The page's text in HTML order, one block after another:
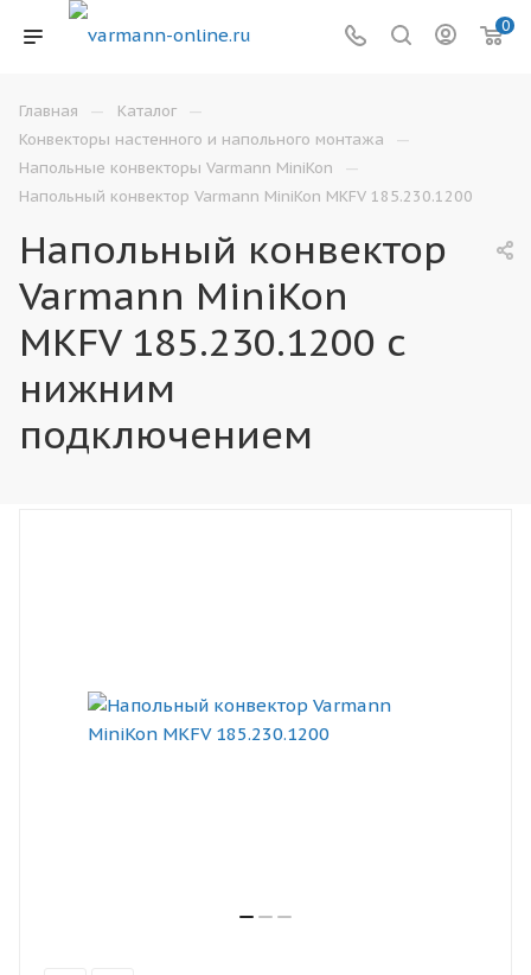
0
Главная — Каталог —
Конвекторы настенного и напольного монтажа —
Напольные конвекторы Varmann MiniKon —
Напольный конвектор Varmann MiniKon MKFV 185.230.1200
Напольный конвектор
Varmann MiniKon
MKFV 185.230.1200 с
нижним
подключением